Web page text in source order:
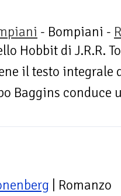
- Bompiani -
Hobbit di J.R.R.
il testo integrale
Baggins conduce
| Romanzo